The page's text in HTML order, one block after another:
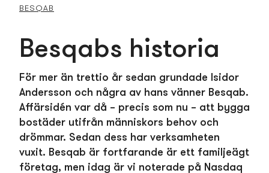
BESQAB
Besqabs historia
För mer än trettio år sedan grundade Isidor
Andersson och några av hans vänner Besqab.
Affärsidén var då – precis som nu – att bygga
bostäder utifrån människors behov och
drömmar. Sedan dess har verksamheten
vuxit. Besqab är fortfarande är ett familjeägt
företag, men idag är vi noterade på Nasdaq